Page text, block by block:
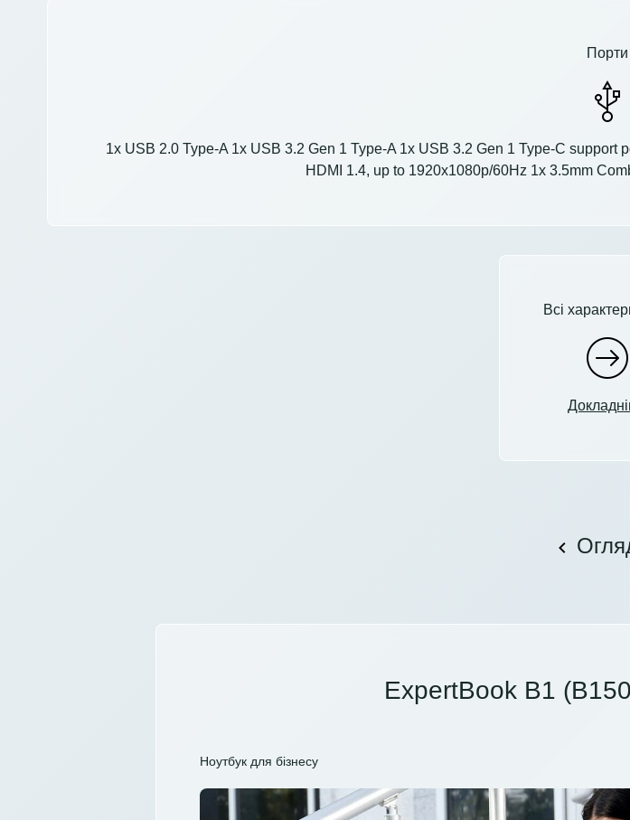
Порти
1x USB 2.0 Type-A 1x USB 3.2 Gen 1 Type-A 1x USB 3.2 Gen 1 Type-C
HDMI 1.4, up to 1920x1080p/60Hz 1x 3.5mm
Всі
ExpertBook B1
Ноутбук для бізнесу